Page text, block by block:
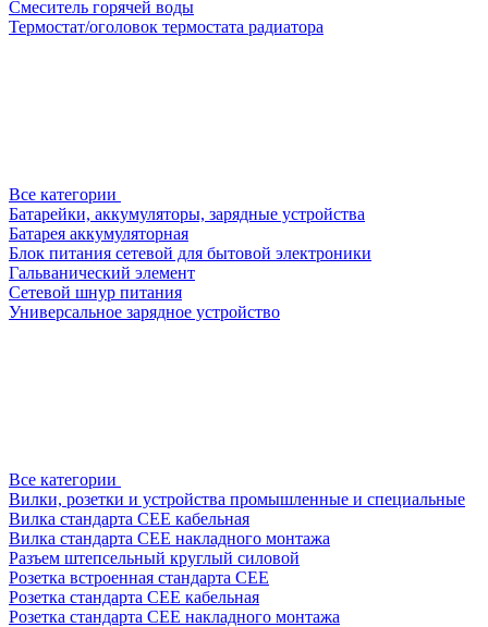
Смеситель горячей воды
Термостат/оголовок термостата радиатора
Все категории
Батарейки, аккумуляторы, зарядные устройства
Батарея аккумуляторная
Блок питания сетевой для бытовой электроники
Гальванический элемент
Сетевой шнур питания
Универсальное зарядное устройство
Все категории
Вилки, розетки и устройства промышленные и специальные
Вилка стандарта CEE кабельная
Вилка стандарта CEE накладного монтажа
Разъем штепсельный круглый силовой
Розетка встроенная стандарта CEE
Розетка стандарта СЕЕ кабельная
Розетка стандарта СЕЕ накладного монтажа